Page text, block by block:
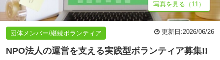
写真を見る（11）
団体メンバー/継続ボランティア 更新日:2026/06/26
NPO法人の運営を支える実践型ボランティア募集!!